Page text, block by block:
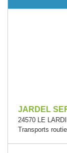
JARDEL
24570 LE
Transports